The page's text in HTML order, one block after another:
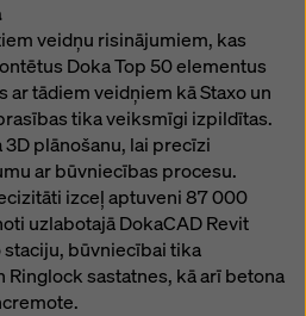
veidņu risinājumiem, kas
Doka Top 50 elementus
ar tādiem veidņiem kā Staxo un
tika veiksmīgi izpildītas.
plānošanu, lai precīzi
ar būvniecības procesu.
izceļ aptuveni 87 000
uzlabotajā DokaCAD Revit
būvniecībai tika
Ringlock sastatnes, kā arī betona